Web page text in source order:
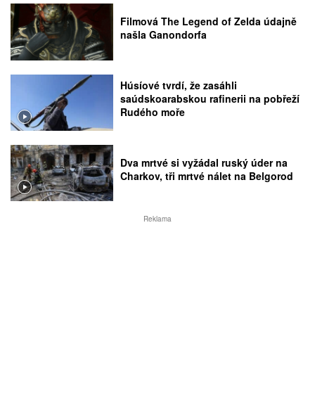
Filmová The Legend of Zelda údajně
našla Ganondorfa
Húsíové tvrdí, že zasáhli
saúdskoarabskou rafinerii na pobřeží
Rudého moře
Dva mrtvé si vyžádal ruský úder na
Charkov, tři mrtvé nálet na Belgorod
Reklama